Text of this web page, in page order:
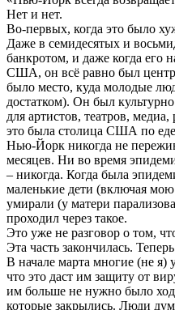
Нет и нет.
Во-первых, когда это было
Даже в семидесятых и
банкротом, и даже когда его
США, он всё равно был
было место, куда молодые
достатком). Он был
для артистов, театров,
это была столица США по
Нью-Йорк никогда не
месяцев. Ни во время
– никогда. Когда была
маленькие дети (включая
умирали (у матери
проходил через такое.
Это уже не разговор о том,
Эта часть закончилась.
В начале марта многие (не я)
что это даст им защиту от
им больше не нужно было
которые закрылись. Люди